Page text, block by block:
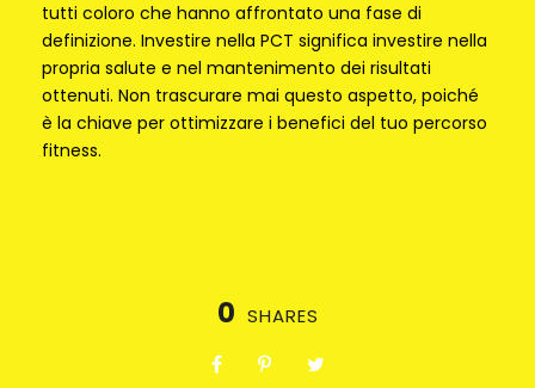
tutti coloro che hanno affrontato una fase di
definizione. Investire nella PCT significa investire nella
propria salute e nel mantenimento dei risultati
ottenuti. Non trascurare mai questo aspetto, poiché
è la chiave per ottimizzare i benefici del tuo percorso
fitness.
0 SHARES